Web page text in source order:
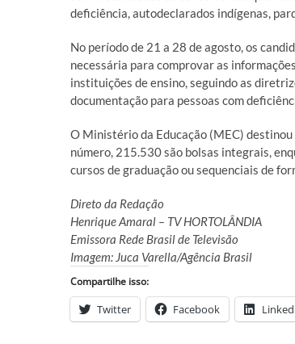
deficiência, autodeclarados indígenas,
No período de 21 a 28 de agosto, os
necessária para comprovar as
instituições de ensino, seguindo as
documentação para pessoas com
O Ministério da Educação (MEC)
número, 215.530 são bolsas integrais,
cursos de graduação ou sequenciais de
Direto da Redação
Henrique Amaral – TV HORTOLÂNDIA
Emissora Rede Brasil de Televisão
Imagem: Juca Varella/Agência Brasil
Compartilhe isso:
Twitter Facebook